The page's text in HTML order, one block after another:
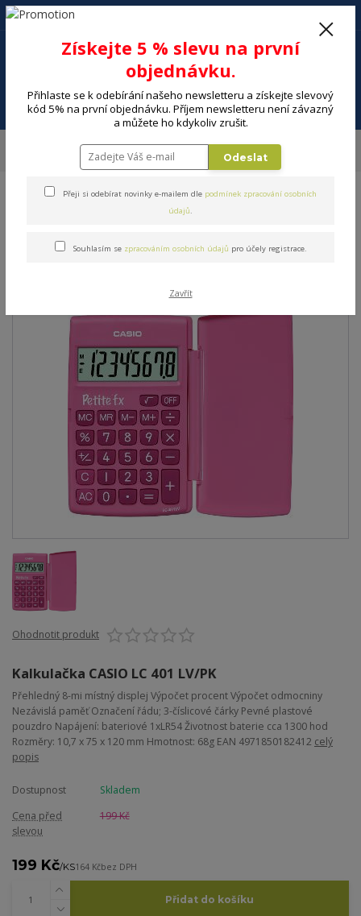
Menu
+420 602 494 600
Kalkulačka CASIO LC 401
LV/PK
Ohodnotit produkt
Kalkulačka CASIO LC 401 LV/PK
Přehledný 8-mi místný displej Výpočet procent Výpočet odmocniny
Nezávislá paměť Označení řádu; 3-číslicové čárky Pevné plastové
pouzdro Napájení: bateriové 1xLR54 Životnost baterie cca 1300 hod
Rozměry: 10,7 x 75 x 120 mm Hmotnost: 68g EAN 4971850182412 celý
popis
Dostupnost
Skladem
Cena před
slevou
199 Kč
199 Kč/KS164 Kčbez DPH
Přidat do košíku
Získejte 5 % slevu na první
objednávku.
Přihlaste se k odebírání našeho newsletteru a získejte slevový
kód 5% na první objednávku. Příjem newsletteru není závazný
a můžete ho kdykoliv zrušit.
Odeslat
Přeji si odebírat novinky e-mailem dle podmínek zpracování osobních
údajů.
Souhlasím se zpracováním osobních údajů pro účely registrace.
Zavřít